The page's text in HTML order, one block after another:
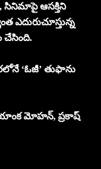
సినిమాపై ఆసక్తిని
ఎదురుచూస్తున్న
చేసింది.
‘ఓజీ’ తుఫాను
మోహన్, ప్రకాష్